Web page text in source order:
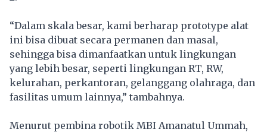
“Dalam skala besar, kami berharap prototype alat
ini bisa dibuat secara permanen dan masal,
sehingga bisa dimanfaatkan untuk lingkungan
yang lebih besar, seperti lingkungan RT, RW,
kelurahan, perkantoran, gelanggang olahraga, dan
fasilitas umum lainnya,” tambahnya.
Menurut pembina robotik MBI Amanatul Ummah,